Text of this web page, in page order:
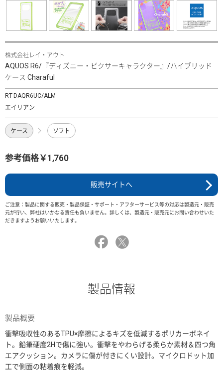
株式会社レイ・アウト
AQUOS R6/『ディズニー・ピクサーキャラクター』/ハイブリッド
ケース Charaful
RT-DAQR6UC/ALM
エイリアン
ケース ソフト
参考価格￥1,760
販売サイトへ
ご注意：製品に関する販売・製品保証・サポート・アフターサービス等の対応は製造元・販売
元が行い、弊社はいかなる責任も負いません。詳しくは、製造元・販売元にお問い合わせいた
だきますようお願いいたします。
製品情報
製品概要
衝撃吸収性のあるTPU×摩擦によるキズを低減するポリカーボネイ
ト。鉛筆硬度2Hで傷に強い。衝撃をやわらげる柔らか素材＆四つ角
エアクッション。カメラに傷が付きにくい設計。マイクロドット加
工で側面の粘着痕を軽減。